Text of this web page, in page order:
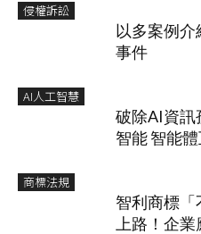
侵權訴訟
以多案例
事件
AI人工智慧
破除AI資訊
智能 智能
商標法規
智利商標
上路！企